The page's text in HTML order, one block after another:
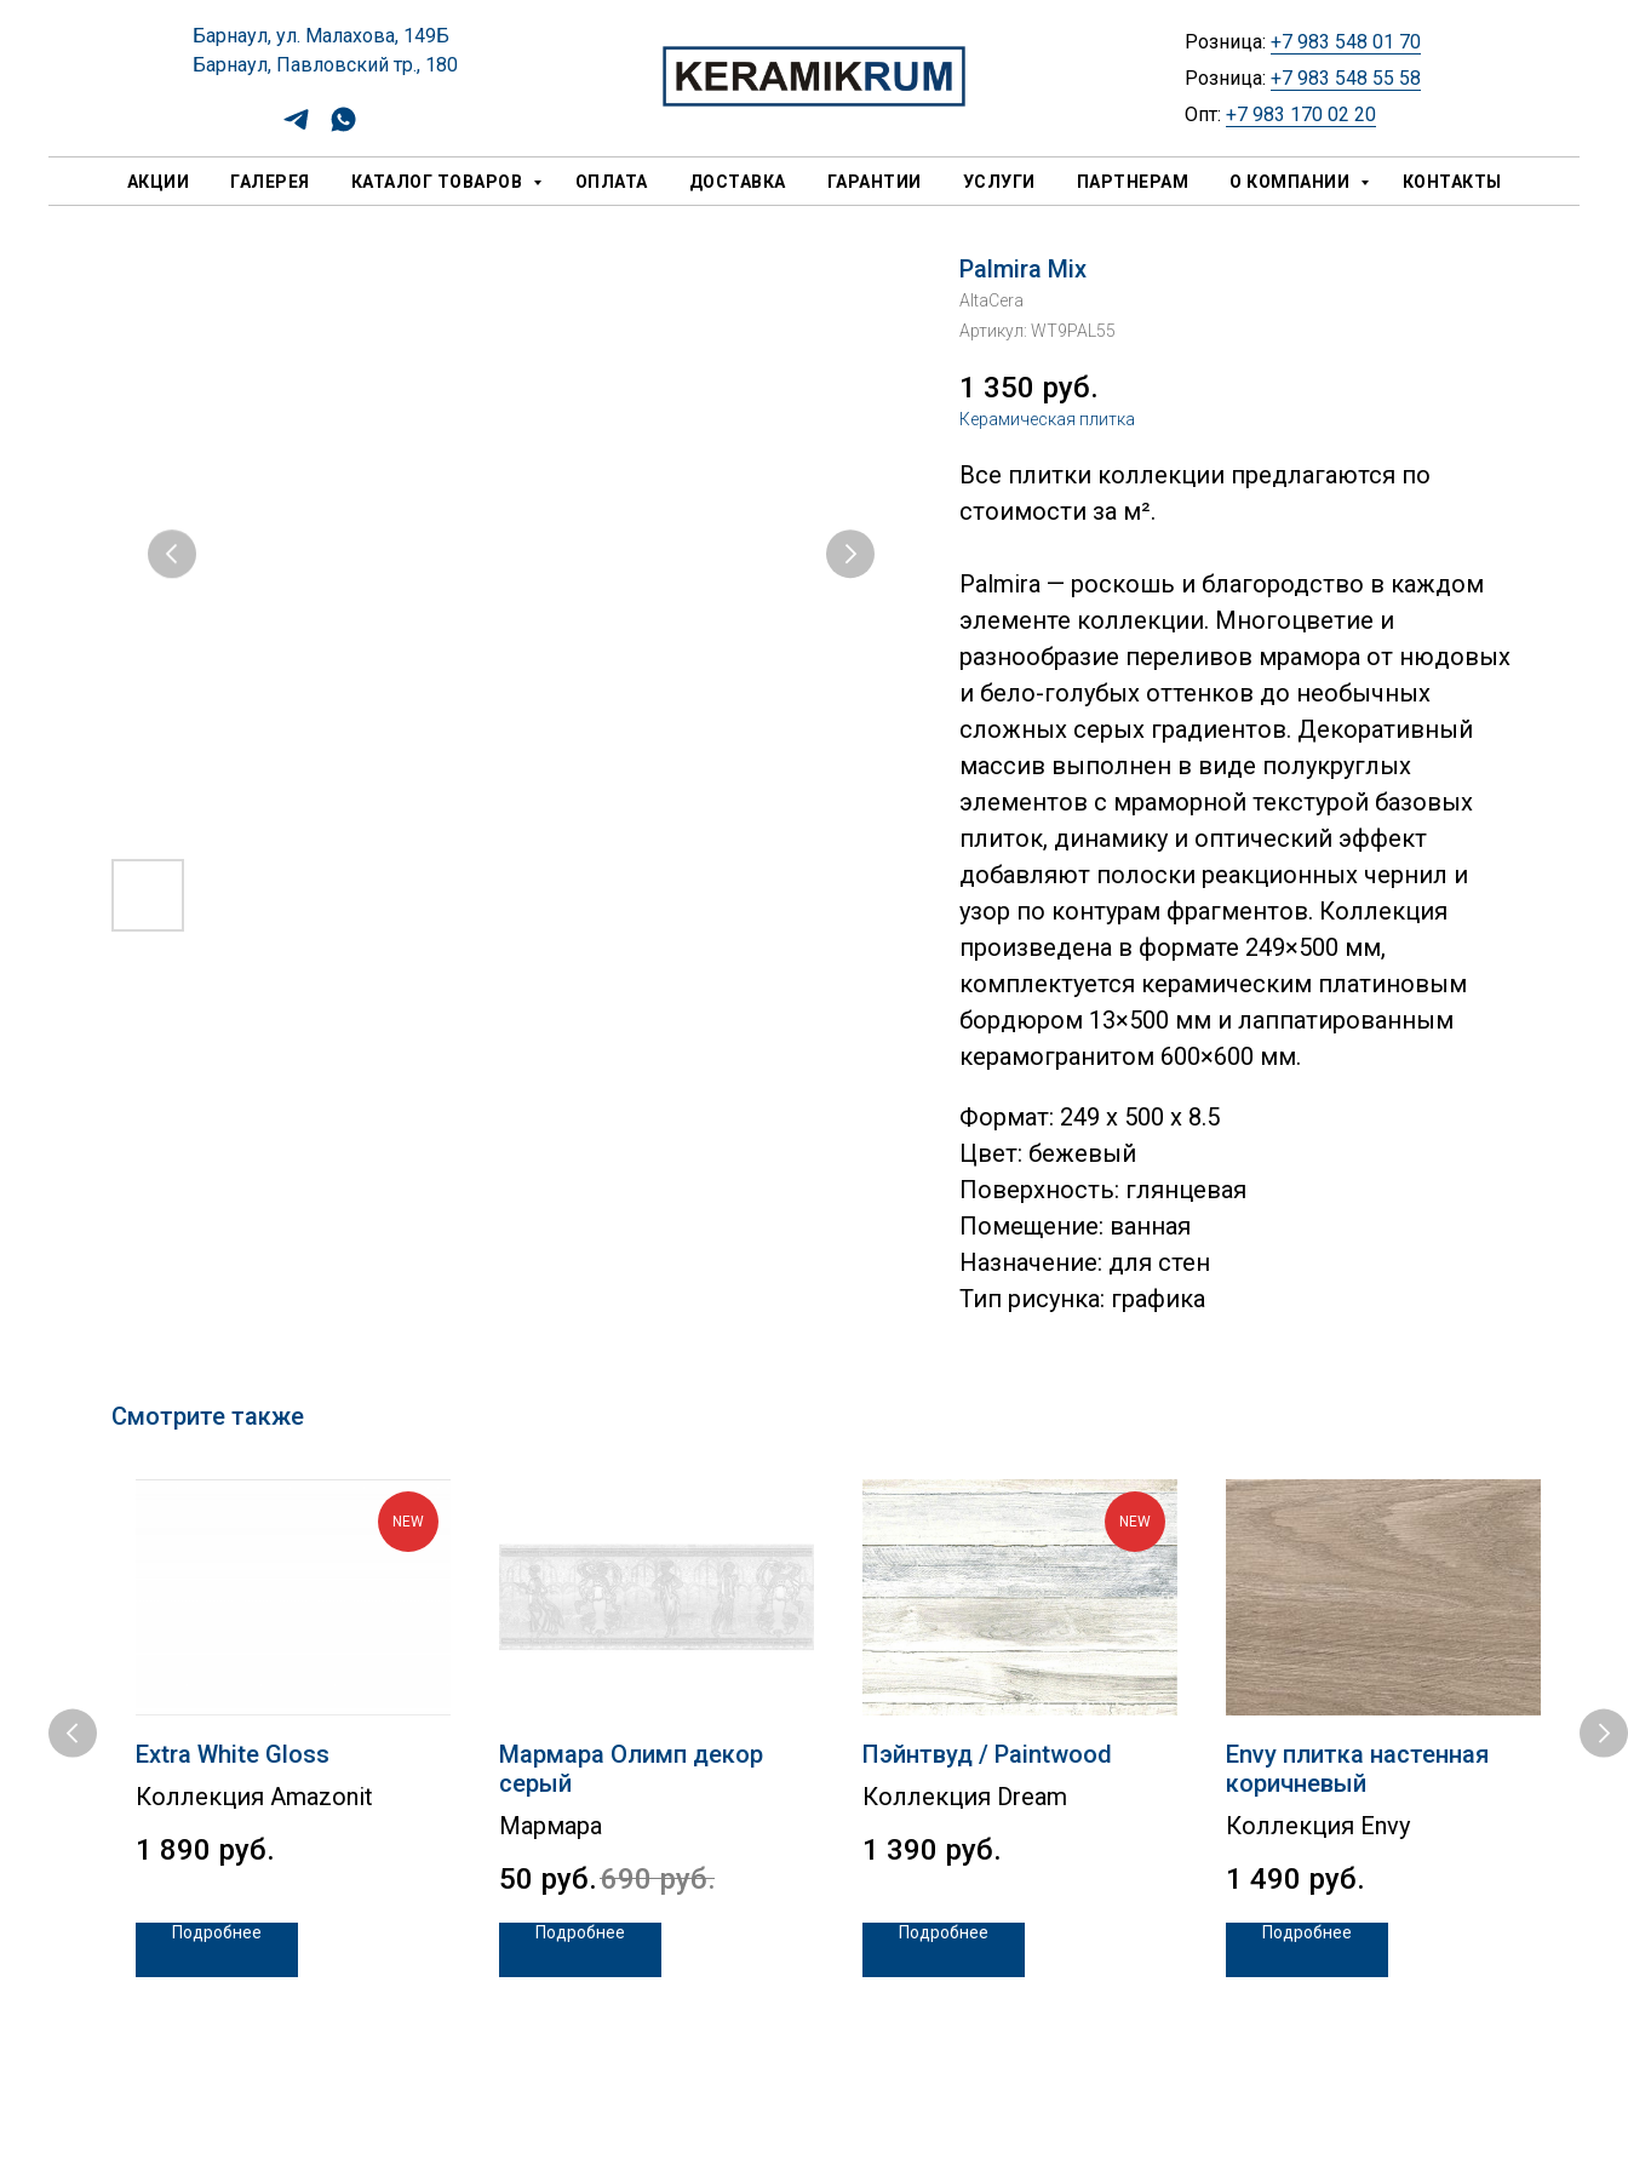
Барнаул, ул. Малахова, 149Б
Барнаул, Павловский тр., 180
Розница: +7 983 548 01 70
Розница: +7 983 548 55 58
Опт: +7 983 170 02 20
АКЦИИ ГАЛЕРЕЯ КАТАЛОГ ТОВАРОВ ОПЛАТА ДОСТАВКА ГАРАНТИИ УСЛУГИ ПАРТНЕРАМ О КОМПАНИИ КОНТАКТЫ
Palmira Mix
AltaCera
Артикул: WT9PAL55
1 350 руб.
Керамическая плитка
Все плитки коллекции предлагаются по
стоимости за м².
Palmira — роскошь и благородство в каждом
элементе коллекции. Многоцветие и
разнообразие переливов мрамора от нюдовых
и бело-голубых оттенков до необычных
сложных серых градиентов. Декоративный
массив выполнен в виде полукруглых
элементов с мраморной текстурой базовых
плиток, динамику и оптический эффект
добавляют полоски реакционных чернил и
узор по контурам фрагментов. Коллекция
произведена в формате 249×500 мм,
комплектуется керамическим платиновым
бордюром 13×500 мм и лаппатированным
керамогранитом 600×600 мм.
Формат: 249 x 500 x 8.5
Цвет: бежевый
Поверхность: глянцевая
Помещение: ванная
Назначение: для стен
Тип рисунка: графика
Смотрите также
NEW
Extra White Gloss
Коллекция Amazonit
1 890 руб.
Подробнее
Мармара Олимп декор
серый
Мармара
50 руб.690 руб.
Подробнее
NEW
Пэйнтвуд / Paintwood
Коллекция Dream
1 390 руб.
Подробнее
Envy плитка настенная
коричневый
Коллекция Envy
1 490 руб.
Подробнее